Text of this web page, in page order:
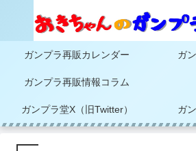
ガンプラ再販カレンダー ガ
ガンプラ再販情報コラム
ガンプラ堂X（旧Twitter） ガ